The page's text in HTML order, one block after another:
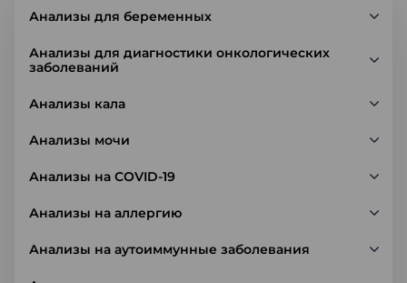
Анализы для беременных
Анализы для диагностики онкологических
заболеваний
Анализы кала
Анализы мочи
Анализы на COVID-19
Анализы на аллергию
Анализы на аутоиммунные заболевания